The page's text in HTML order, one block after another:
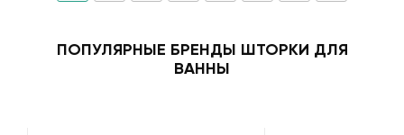
ПОПУЛЯРНЫЕ БРЕНДЫ ШТОРКИ ДЛЯ
ВАННЫ